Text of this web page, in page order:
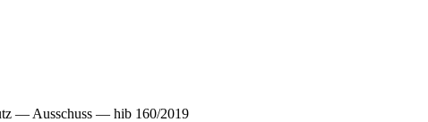
— Ausschuss — hib 160/2019